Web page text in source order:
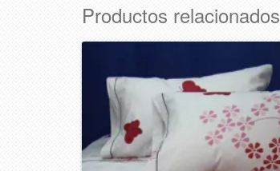
Productos relacionados